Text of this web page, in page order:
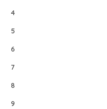
4
5
6
7
8
9